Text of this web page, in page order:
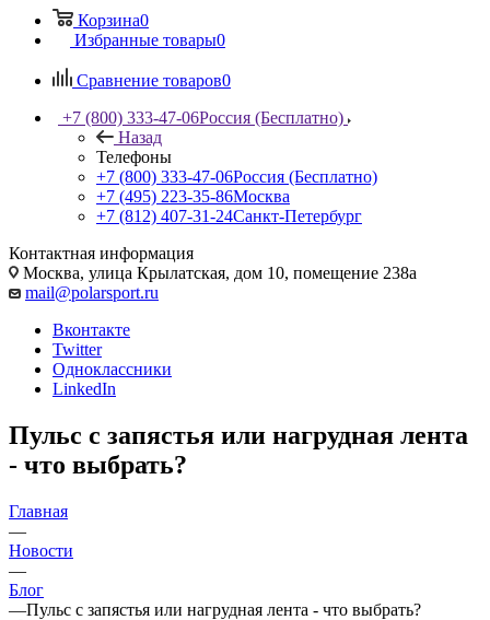
Корзина0
Избранные товары0
Сравнение товаров0
+7 (800) 333-47-06Россия (Бесплатно)
Назад
Телефоны
+7 (800) 333-47-06Россия (Бесплатно)
+7 (495) 223-35-86Москва
+7 (812) 407-31-24Санкт-Петербург
Контактная информация
Москва, улица Крылатская, дом 10, помещение 238а
mail@polarsport.ru
Вконтакте
Twitter
Одноклассники
LinkedIn
Пульс с запястья или нагрудная лента
- что выбрать?
Главная
—
Новости
—
Блог
—Пульс с запястья или нагрудная лента - что выбрать?